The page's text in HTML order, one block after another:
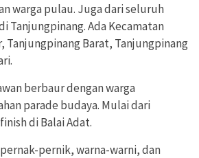
warga pulau. Juga dari seluruh
Tanjungpinang. Ada Kecamatan
Tanjungpinang Barat, Tanjungpinang
berbaur dengan warga
parade budaya. Mulai dari
di Balai Adat.
pernik, warna-warni, dan